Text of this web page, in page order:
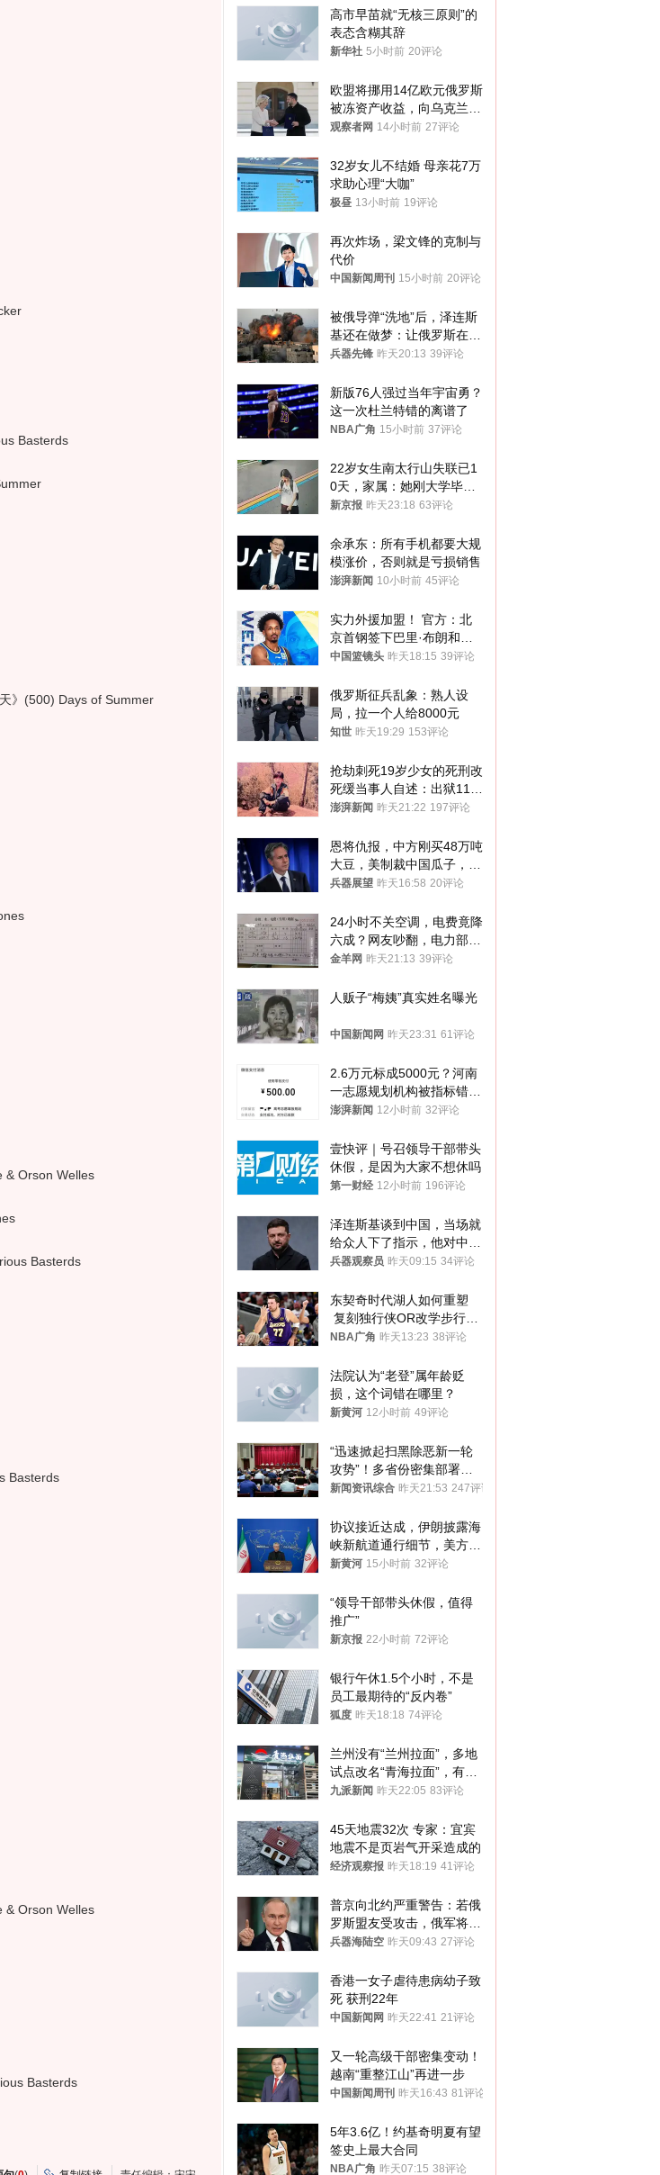
Basterds
》(500) Days of Summer
Orson Welles
Basterds
Basterds
Orson Welles
Basterds
高市早苗就“无核三原则”的
表态含糊其辞
新华社 5小时前 20评论
欧盟将挪用14亿欧元俄罗斯
被冻资产收益，向乌克兰提
供援助
观察者网 14小时前 27评论
32岁女儿不结婚 母亲花7万
求助心理“大咖”
极昼 13小时前 19评论
再次炸场，梁文锋的克制与
代价
中国新闻周刊 15小时前 20评论
被俄导弹“洗地”后，泽连斯
基还在做梦：让俄罗斯在冬
季前求和？
兵器先锋 昨天20:13 39评论
新版76人强过当年宇宙勇？
这一次杜兰特错的离谱了
NBA广角 15小时前 37评论
22岁女生南太行山失联已1
0天，家属：她刚大学毕业
想到山里旅行
新京报 昨天23:18 63评论
余承东：所有手机都要大规
模涨价，否则就是亏损销售
澎湃新闻 10小时前 45评论
实力外援加盟！ 官方：北
京首钢签下巴里·布朗和桑
普森
中国篮镜头 昨天18:15 39评论
俄罗斯征兵乱象：熟人设
局，拉一个人给8000元
知世 昨天19:29 153评论
抢劫刺死19岁少女的死刑改
死缓当事人自述：出狱11年
间始终刻意躲避被害人家属
澎湃新闻 昨天21:22 197评论
恩将仇报，中方刚买48万吨
大豆，美制裁中国瓜子，布
林肯措辞变了
兵器展望 昨天16:58 20评论
24小时不关空调，电费竟降
六成？网友吵翻，电力部门
回应→
金羊网 昨天21:13 39评论
人贩子“梅姨”真实姓名曝光
中国新闻网 昨天23:31 61评论
2.6万元标成5000元？河南
一志愿规划机构被指标错学
费致考生复读
澎湃新闻 12小时前 32评论
壹快评｜号召领导干部带头
休假，是因为大家不想休吗
第一财经 12小时前 196评论
泽连斯基谈到中国，当场就
给众人下了指示，他对中国
和中乌关系，显然又有了新
兵器观察员 昨天09:15 34评论
东契奇时代湖人如何重塑
复刻独行侠OR改学步行
者？
NBA广角 昨天13:23 38评论
法院认为“老登”属年龄贬
损，这个词错在哪里？
新黄河 12小时前 49评论
“迅速掀起扫黑除恶新一轮
攻势”！多省份密集部署，
公布举报方式
新闻资讯综合 昨天21:53 247评论
协议接近达成，伊朗披露海
峡新航道通行细节，美方再
提“倒计时”
新黄河 15小时前 32评论
“领导干部带头休假，值得
推广”
新京报 22小时前 72评论
银行午休1.5个小时，不是
员工最期待的“反内卷”
狐度 昨天18:18 74评论
兰州没有“兰州拉面”，多地
试点改名“青海拉面”，有商
家改名已两年
九派新闻 昨天22:05 83评论
45天地震32次 专家：宜宾
地震不是页岩气开采造成的
经济观察报 昨天18:19 41评论
普京向北约严重警告：若俄
罗斯盟友受攻击，俄军将动
用核武器保护
兵器海陆空 昨天09:43 27评论
香港一女子虐待患病幼子致
死 获刑22年
中国新闻网 昨天22:41 21评论
又一轮高级干部密集变动！
越南“重整江山”再进一步
中国新闻周刊 昨天16:43 81评论
5年3.6亿！约基奇明夏有望
签史上最大合同
NBA广角 昨天07:15 38评论